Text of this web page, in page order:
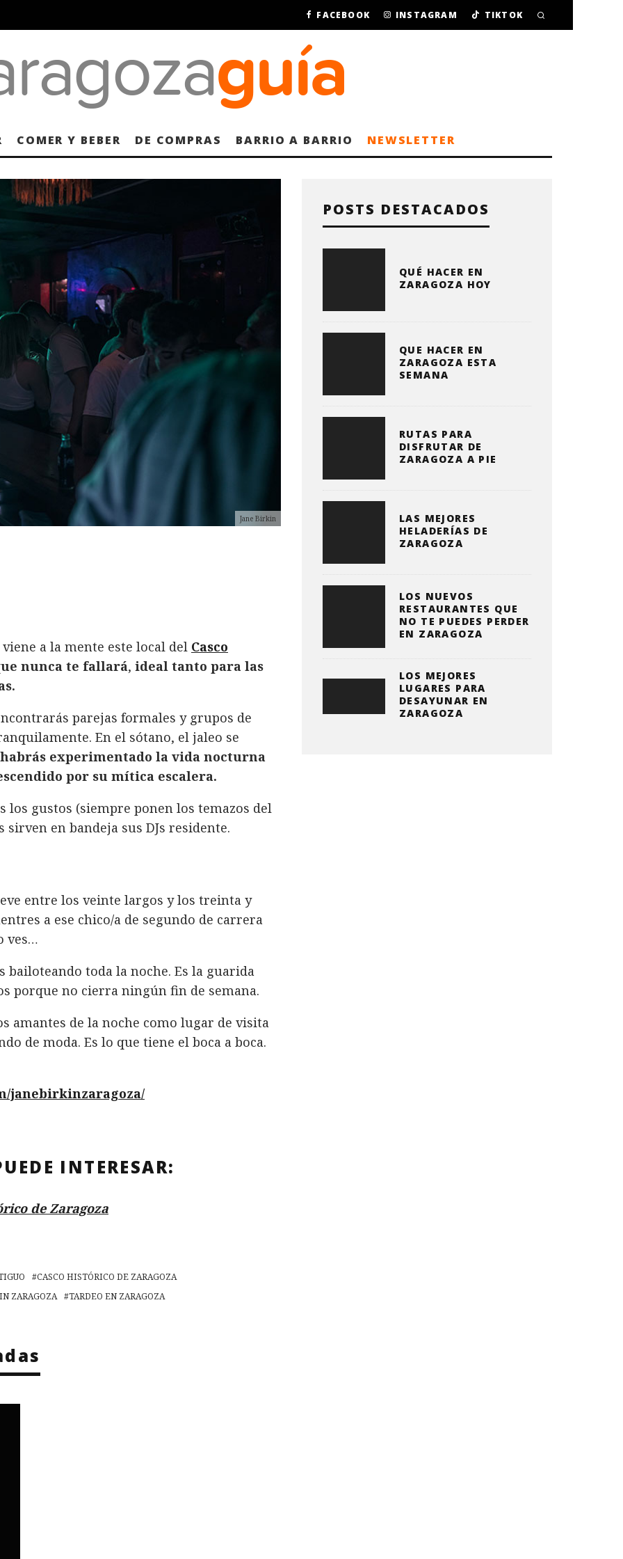
FACEBOOK INSTAGRAM TIKTOK
COMER Y BEBER DE COMPRAS BARRIO A BARRIO NEWSLETTER
Jane Birkin
a la mente este local del Casco
nunca te fallará, ideal tanto para las
parejas formales y grupos de
En el sótano, el jaleo se
experimentado la vida nocturna
por su mítica escalera.
los gustos (siempre ponen los temazos del
en bandeja sus DJs residente.
entre los veinte largos y los treinta y
a ese chico/a de segundo de carrera
ves…
bailoteando toda la noche. Es la guarida
porque no cierra ningún fin de semana.
amantes de la noche como lugar de visita
de moda. Es lo que tiene el boca a boca.
janebirkinzaragoza/
INTERESAR:
de Zaragoza
CASCO HISTÓRICO DE ZARAGOZA
ZARAGOZA TARDEO EN ZARAGOZA
POSTS DESTACADOS
QUÉ HACER EN
ZARAGOZA HOY
QUE HACER EN
ZARAGOZA ESTA
SEMANA
RUTAS PARA
DISFRUTAR DE
ZARAGOZA A PIE
LAS MEJORES
HELADERÍAS DE
ZARAGOZA
LOS NUEVOS
RESTAURANTES QUE
NO TE PUEDES PERDER
EN ZARAGOZA
LOS MEJORES
LUGARES PARA
DESAYUNAR EN
ZARAGOZA